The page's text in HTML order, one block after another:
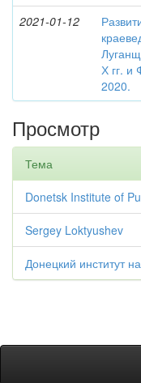
2021-01-12
Х гг. и
2020.
Просмотр
Тема
Donetsk Institute of
Sergey Loktyushev
Донецкий институт